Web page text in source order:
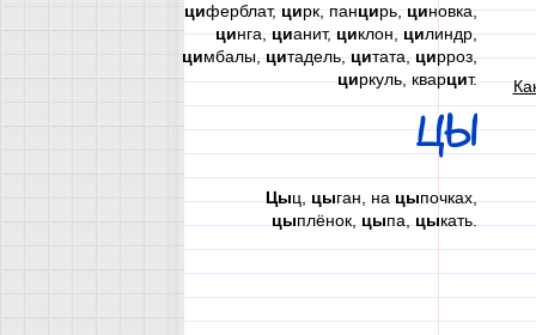
циферблат,цирк, панцирь,циновка,
цинга,цианит,циклон,цилиндр,
цимбалы,цитадель,цитата,цирроз,
циркуль, кварцит.
ЦЫ
Цыц,цыган, нацыпочках,
цыплёнок, цыпа, цыкать.